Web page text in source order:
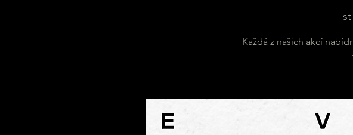
st
Každá z našich akcí